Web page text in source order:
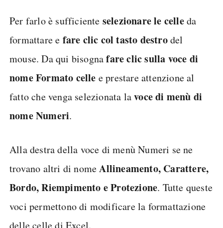
Per farlo è sufficiente selezionare le celleda
formattare e fare clic col tasto destrodel
mouse. Da qui bisognafare clic sulla voce di
nome Formato celle e prestare attenzione al
fatto che venga selezionata lavoce di menù di
nome Numeri.
Alla destra della voce di menù Numeri se ne
trovano altri di nomeAllineamento, Carattere,
Bordo, Riempimento e Protezione. Tutte queste
voci permettono di modificare la formattazione
delle celle di Excel.